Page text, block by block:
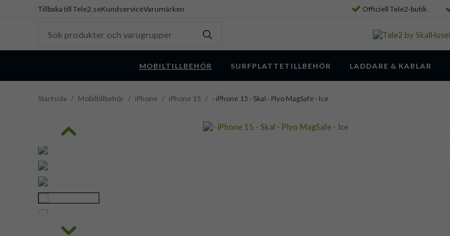
Tillbaka till Tele2.seKundserviceVarumärken Officiell Tele2-butik
MOBILTILLBEHÖR SURFPLATTETILLBEHÖR LADDARE & KABLAR
Startsida / Mobiltillbehör / iPhone / iPhone 15 / - iPhone 15 - Skal - Plyo MagSafe - Ice